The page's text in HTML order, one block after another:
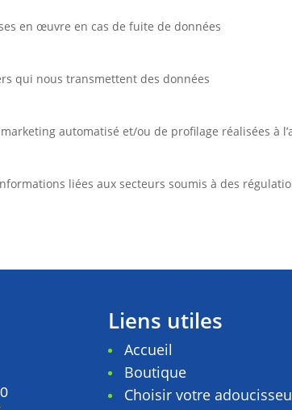
en œuvre en cas de fuite de données
qui nous transmettent des données
automatisé et/ou de profilage réalisées à
liées aux secteurs soumis à des
Liens utiles
Accueil
Boutique
Choisir votre